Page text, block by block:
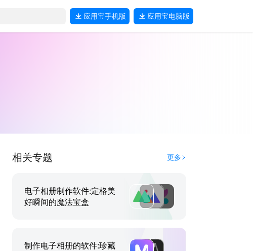
应用宝手机版 应用宝电脑版
相关专题 更多
电子相册制作软件:定格美
好瞬间的魔法宝盒
制作电子相册的软件:珍藏